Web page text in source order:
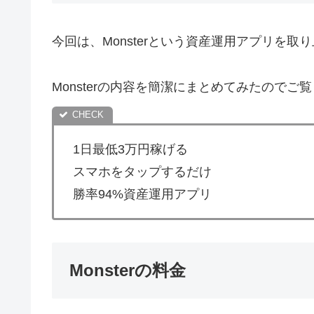
今回は、Monsterという資産運用アプリを取り
Monsterの内容を簡潔にまとめてみたのでご覧
1日最低3万円稼げる
スマホをタップするだけ
勝率94%資産運用アプリ
Monsterの料金